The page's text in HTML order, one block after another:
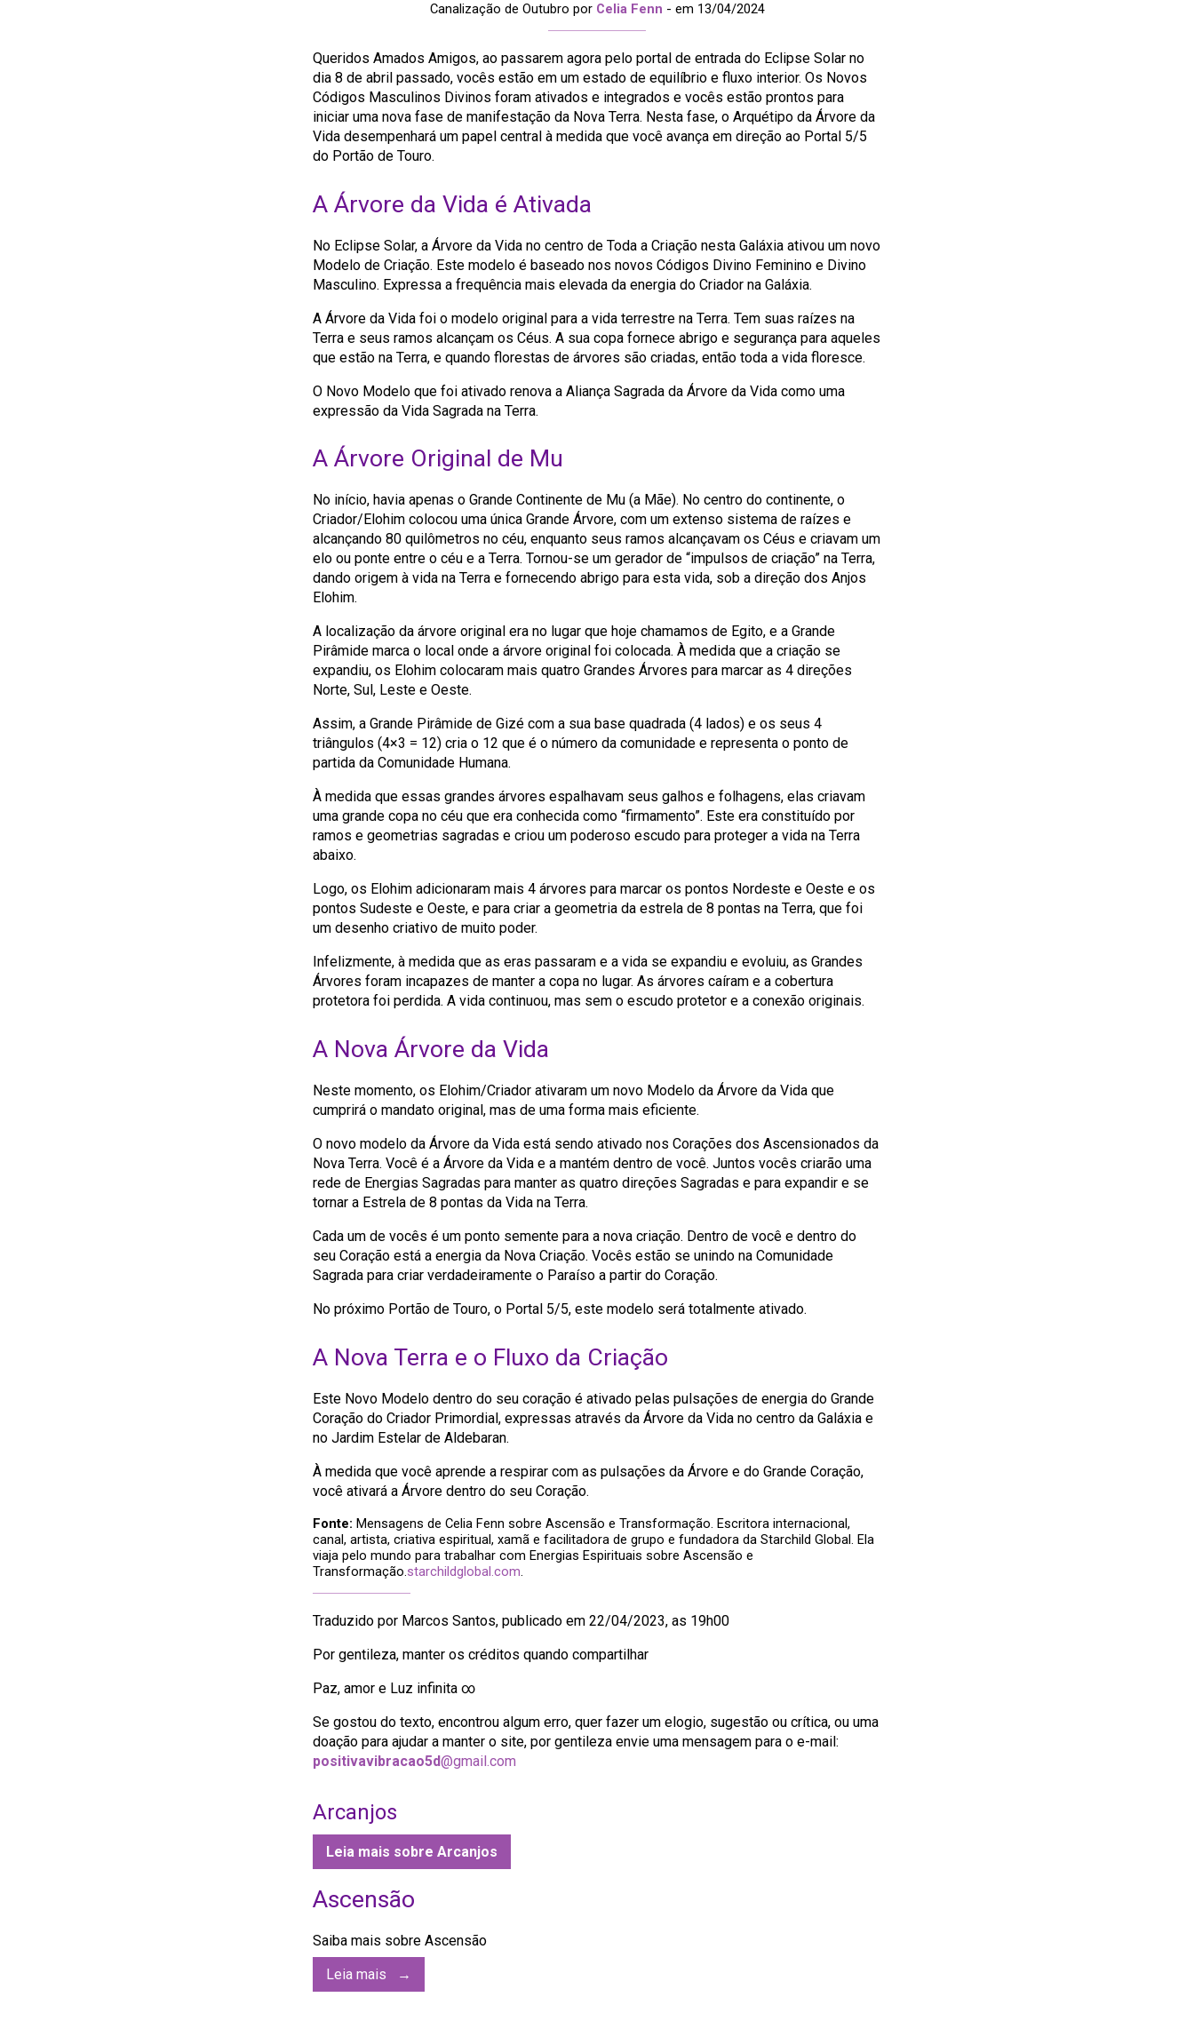
Canalização de Outubro por Celia Fenn - em 13/04/2024
Queridos Amados Amigos, ao passarem agora pelo portal de entrada do Eclipse Solar no
dia 8 de abril passado, vocês estão em um estado de equilíbrio e fluxo interior. Os Novos
Códigos Masculinos Divinos foram ativados e integrados e vocês estão prontos para
iniciar uma nova fase de manifestação da Nova Terra. Nesta fase, o Arquétipo da Árvore da
Vida desempenhará um papel central à medida que você avança em direção ao Portal 5/5
do Portão de Touro.
A Árvore da Vida é Ativada
No Eclipse Solar, a Árvore da Vida no centro de Toda a Criação nesta Galáxia ativou um novo
Modelo de Criação. Este modelo é baseado nos novos Códigos Divino Feminino e Divino
Masculino. Expressa a frequência mais elevada da energia do Criador na Galáxia.
A Árvore da Vida foi o modelo original para a vida terrestre na Terra. Tem suas raízes na
Terra e seus ramos alcançam os Céus. A sua copa fornece abrigo e segurança para aqueles
que estão na Terra, e quando florestas de árvores são criadas, então toda a vida floresce.
O Novo Modelo que foi ativado renova a Aliança Sagrada da Árvore da Vida como uma
expressão da Vida Sagrada na Terra.
A Árvore Original de Mu
No início, havia apenas o Grande Continente de Mu (a Mãe). No centro do continente, o
Criador/Elohim colocou uma única Grande Árvore, com um extenso sistema de raízes e
alcançando 80 quilômetros no céu, enquanto seus ramos alcançavam os Céus e criavam um
elo ou ponte entre o céu e a Terra. Tornou-se um gerador de “impulsos de criação” na Terra,
dando origem à vida na Terra e fornecendo abrigo para esta vida, sob a direção dos Anjos
Elohim.
A localização da árvore original era no lugar que hoje chamamos de Egito, e a Grande
Pirâmide marca o local onde a árvore original foi colocada. À medida que a criação se
expandiu, os Elohim colocaram mais quatro Grandes Árvores para marcar as 4 direções
Norte, Sul, Leste e Oeste.
Assim, a Grande Pirâmide de Gizé com a sua base quadrada (4 lados) e os seus 4
triângulos (4×3 = 12) cria o 12 que é o número da comunidade e representa o ponto de
partida da Comunidade Humana.
À medida que essas grandes árvores espalhavam seus galhos e folhagens, elas criavam
uma grande copa no céu que era conhecida como “firmamento”. Este era constituído por
ramos e geometrias sagradas e criou um poderoso escudo para proteger a vida na Terra
abaixo.
Logo, os Elohim adicionaram mais 4 árvores para marcar os pontos Nordeste e Oeste e os
pontos Sudeste e Oeste, e para criar a geometria da estrela de 8 pontas na Terra, que foi
um desenho criativo de muito poder.
Infelizmente, à medida que as eras passaram e a vida se expandiu e evoluiu, as Grandes
Árvores foram incapazes de manter a copa no lugar. As árvores caíram e a cobertura
protetora foi perdida. A vida continuou, mas sem o escudo protetor e a conexão originais.
A Nova Árvore da Vida
Neste momento, os Elohim/Criador ativaram um novo Modelo da Árvore da Vida que
cumprirá o mandato original, mas de uma forma mais eficiente.
O novo modelo da Árvore da Vida está sendo ativado nos Corações dos Ascensionados da
Nova Terra. Você é a Árvore da Vida e a mantém dentro de você. Juntos vocês criarão uma
rede de Energias Sagradas para manter as quatro direções Sagradas e para expandir e se
tornar a Estrela de 8 pontas da Vida na Terra.
Cada um de vocês é um ponto semente para a nova criação. Dentro de você e dentro do
seu Coração está a energia da Nova Criação. Vocês estão se unindo na Comunidade
Sagrada para criar verdadeiramente o Paraíso a partir do Coração.
No próximo Portão de Touro, o Portal 5/5, este modelo será totalmente ativado.
A Nova Terra e o Fluxo da Criação
Este Novo Modelo dentro do seu coração é ativado pelas pulsações de energia do Grande
Coração do Criador Primordial, expressas através da Árvore da Vida no centro da Galáxia e
no Jardim Estelar de Aldebaran.
À medida que você aprende a respirar com as pulsações da Árvore e do Grande Coração,
você ativará a Árvore dentro do seu Coração.
Fonte: Mensagens de Celia Fenn sobre Ascensão e Transformação. Escritora internacional,
canal, artista, criativa espiritual, xamã e facilitadora de grupo e fundadora da Starchild Global. Ela
viaja pelo mundo para trabalhar com Energias Espirituais sobre Ascensão e
Transformação.starchildglobal.com.
Traduzido por Marcos Santos, publicado em 22/04/2023, as 19h00
Por gentileza, manter os créditos quando compartilhar
Paz, amor e Luz infinita ∞
Se gostou do texto, encontrou algum erro, quer fazer um elogio, sugestão ou crítica, ou uma
doação para ajudar a manter o site, por gentileza envie uma mensagem para o e-mail:
positivavibracao5d@gmail.com
Arcanjos
Leia mais sobre Arcanjos
Ascensão
Saiba mais sobre Ascensão
Leia mais →